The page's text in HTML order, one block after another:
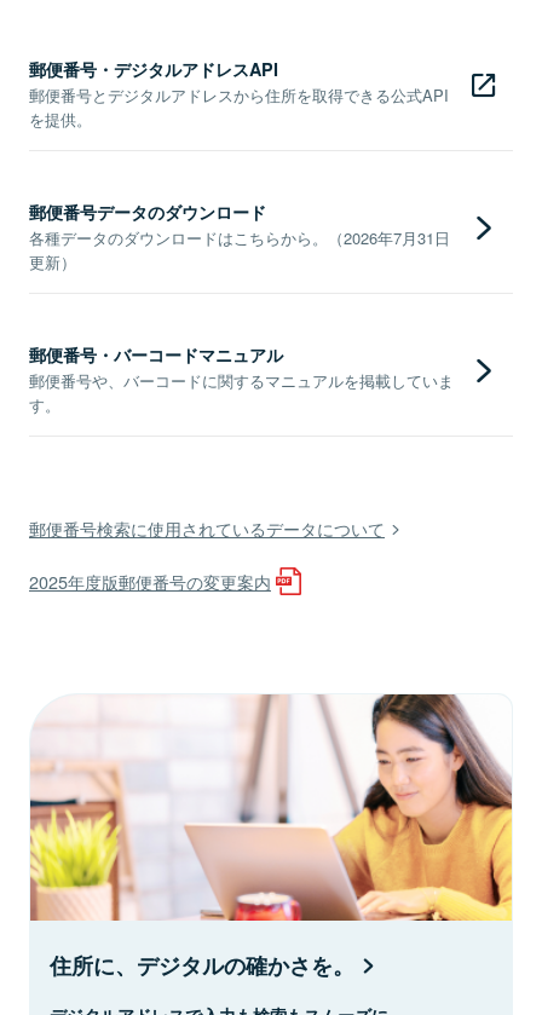
郵便番号・デジタルアドレスAPI
郵便番号とデジタルアドレスから住所を取得できる公式API
を提供。
郵便番号データのダウンロード
各種データのダウンロードはこちらから。（2026年7月31日
更新）
郵便番号・バーコードマニュアル
郵便番号や、バーコードに関するマニュアルを掲載していま
す。
郵便番号検索に使用されているデータについて
2025年度版郵便番号の変更案内
住所に、デジタルの確かさを。